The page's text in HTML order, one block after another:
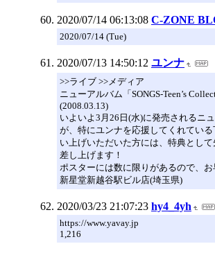
2020/07/14 06:13:08 C-ZONE
2020/07/14 (Tue)
2020/07/13 14:50:12 ユンナ
>>ライブ >>メディア
ニューアルバム「SONGS-Teen’s
(2008.03.13)
いよいよ3月26日(水)に発売されるニ
が、特にユンナを応援してくれてい
い上げいただいた方には、特典とし
差し上げます！
ポスターには数に限りがあるので、お
新星堂新越谷駅ビル店(埼玉県)
2020/03/23 21:07:23 hy4_4yh
https://www.yavay.jp
1,216